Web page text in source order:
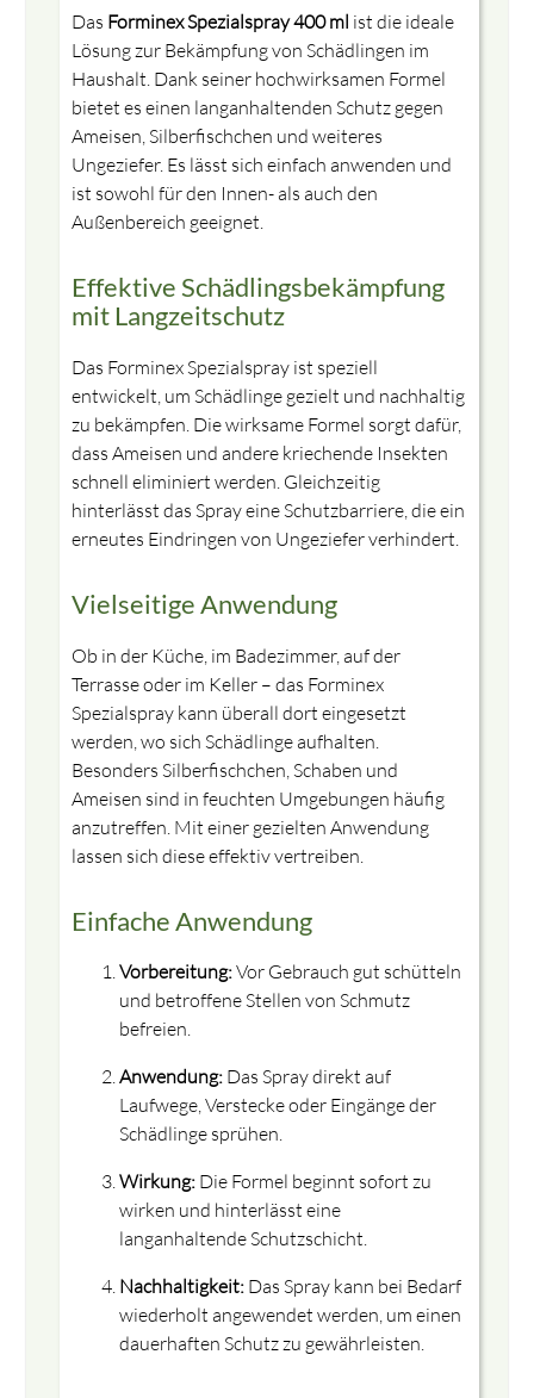
Das Forminex Spezialspray 400 ml ist die ideale
Lösung zur Bekämpfung von Schädlingen im
Haushalt. Dank seiner hochwirksamen Formel
bietet es einen langanhaltenden Schutz gegen
Ameisen, Silberfischchen und weiteres
Ungeziefer. Es lässt sich einfach anwenden und
ist sowohl für den Innen- als auch den
Außenbereich geeignet.
Effektive Schädlingsbekämpfung
mit Langzeitschutz
Das Forminex Spezialspray ist speziell
entwickelt, um Schädlinge gezielt und nachhaltig
zu bekämpfen. Die wirksame Formel sorgt dafür,
dass Ameisen und andere kriechende Insekten
schnell eliminiert werden. Gleichzeitig
hinterlässt das Spray eine Schutzbarriere, die ein
erneutes Eindringen von Ungeziefer verhindert.
Vielseitige Anwendung
Ob in der Küche, im Badezimmer, auf der
Terrasse oder im Keller – das Forminex
Spezialspray kann überall dort eingesetzt
werden, wo sich Schädlinge aufhalten.
Besonders Silberfischchen, Schaben und
Ameisen sind in feuchten Umgebungen häufig
anzutreffen. Mit einer gezielten Anwendung
lassen sich diese effektiv vertreiben.
Einfache Anwendung
Vorbereitung:Vor Gebrauch gut schütteln
und betroffene Stellen von Schmutz
befreien.
Anwendung:Das Spray direkt auf
Laufwege, Verstecke oder Eingänge der
Schädlinge sprühen.
Wirkung:Die Formel beginnt sofort zu
wirken und hinterlässt eine
langanhaltende Schutzschicht.
Nachhaltigkeit:Das Spray kann bei Bedarf
wiederholt angewendet werden, um einen
dauerhaften Schutz zu gewährleisten.
Zwingendes Abgabegespräch und Informationsvideo
zum Erwerb von Ungeziefer Spray